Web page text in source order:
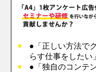
●「正しい方法で
らす仕事をしたい」
●「独自のコンテ